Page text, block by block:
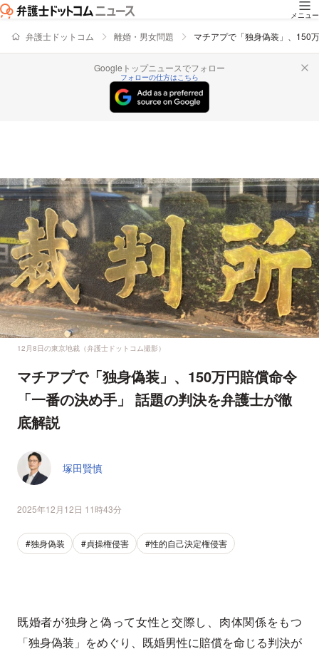
メニュー
弁護士ドットコム 離婚・男女問題 マチアプで「独身偽装」、150
Googleトップニュースでフォロー
フォローの仕方はこちら
12月8日の東京地裁（弁護士ドットコム撮影）
マチアプで「独身偽装」、150万円賠償命令
「一番の決め手」 話題の判決を弁護士が徹
底解説
塚田賢慎
2025年12月12日 11時43分
#独身偽装 #貞操権侵害 #性的自己決定権侵害
既婚者が独身と偽って女性と交際し、肉体関係をもつ
「独身偽装」をめぐり、既婚男性に賠償を命じる判決が